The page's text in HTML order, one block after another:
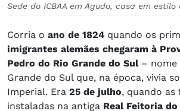
Sede do ICBAA em Agudo, casa em estilo
Corria o ano de 1824 quando os
imigrantes alemães chegaram à
Pedro do Rio Grande do Sul– nome
Grande do Sul que, na época, vivia
Imperial. Era 25 de julho, quando as
instaladas na antiga Real Feitoria